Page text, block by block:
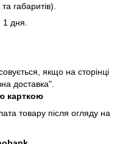
габаритів).
1 дня.
якщо на сторінці
доставка".
карткою
товару після огляду на